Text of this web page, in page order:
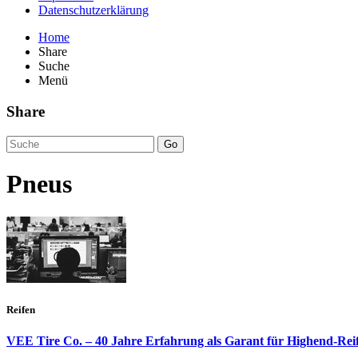
Datenschutzerklärung
Home
Share
Suche
Menü
Share
Go
Pneus
Reifen
VEE Tire Co. – 40 Jahre Erfahrung als Garant für Highend-